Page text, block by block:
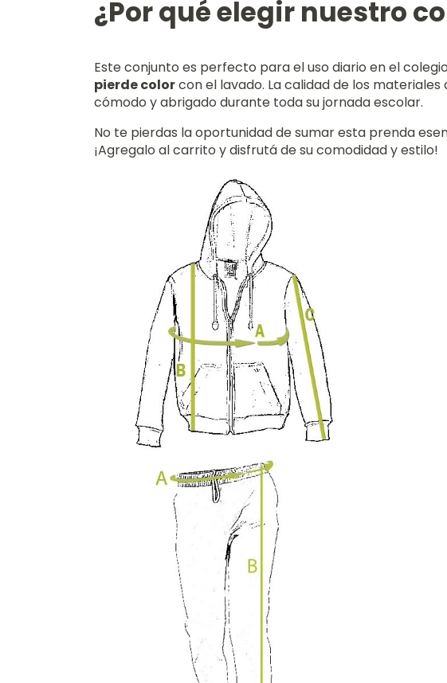
¿Por qué elegir nuestro
Este conjunto es perfecto para el uso diario en el
pierde colorcon el lavado. La calidad de los materiales
cómodo y abrigado durante toda su jornada escolar.
No te pierdas la oportunidad de sumar esta prenda
¡Agregalo al carrito y disfrutá de su comodidad y estilo!